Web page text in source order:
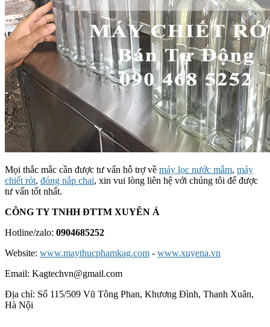
Mọi thắc mắc cần được tư vấn hỗ trợ về máy lọc nước mắm, máy
chiết rót, đóng nắp chai, xin vui lòng liên hệ với chúng tôi để được
tư vấn tốt nhất.
CÔNG TY TNHH ĐTTM XUYÊN Á
Hotline/zalo: 0904685252
Website: www.maythucphamkag.com - www.xuyena.vn
Email: Kagtechvn@gmail.com
Địa chỉ: Số 115/509 Vũ Tông Phan, Khương Đình, Thanh Xuân,
Hà Nội